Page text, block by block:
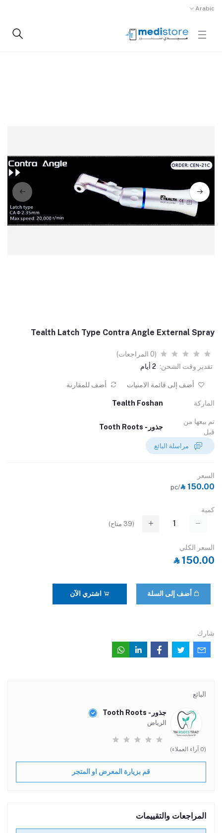
Arabic
Tealth Latch Type Contra Angle External Spray
(0 المراجعات)
تقدير وقت الشحن: 2 أيام
أضف إلى قائمة الامنيات أضف للمقارنة
الماركة Tealth Foshan
تم بيعها من
قبل
جذور - Tooth Roots
السعر
‎⃁ 150.00
/pc
كمية
(
39 متاح)
السعر الكلي
‎⃁ 150.00
أضف إلى السلة اشتري الآن
شارك
البائع
جذور - Tooth Roots
الرياض
(0 آراء العملاء)
قم بزيارة المعرض او المتجر
المراجعات والتقييمات